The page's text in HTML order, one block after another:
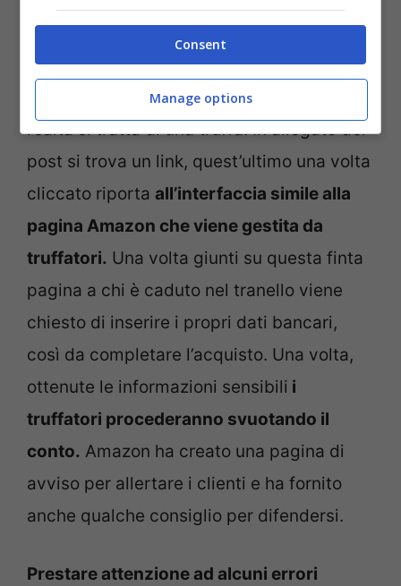
Ovviamente, i prodotti vengono venduti a
2-3 euro. Insomma, un prezzo che
potrebbe mettere tutti d’accordo, ma in
realtà si tratta di una truffa. In allegato del
post si trova un link, quest’ultimo una volta
cliccato riporta all’interfaccia simile alla
pagina Amazon che viene gestita da
truffatori. Una volta giunti su questa finta
pagina a chi è caduto nel tranello viene
chiesto di inserire i propri dati bancari,
così da completare l’acquisto. Una volta,
ottenute le informazioni sensibili i
truffatori procederanno svuotando il
conto. Amazon ha creato una pagina di
avviso per allertare i clienti e ha fornito
anche qualche consiglio per difendersi.
Prestare attenzione ad alcuni errori
Consent
Manage options